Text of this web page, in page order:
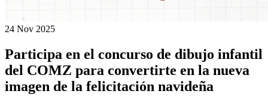
24 Nov 2025
Participa en el concurso de dibujo infantil
del COMZ para convertirte en la nueva
imagen de la felicitación navideña